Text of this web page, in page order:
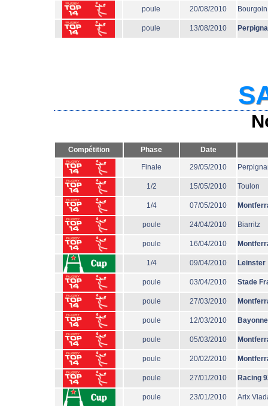
poule 20/08/2010 Bourgoin
poule 13/08/2010
Compétition Phase Date
Finale 29/05/2010
1/2 15/05/2010 Toulon
1/4 07/05/2010
poule 24/04/2010 Biarritz
poule 16/04/2010
1/4 09/04/2010 Leinster
poule 03/04/2010 Stade
poule 27/03/2010
poule 12/03/2010 Bayonne
poule 05/03/2010
poule 20/02/2010
poule 27/01/2010 Racing
poule 23/01/2010 Arix